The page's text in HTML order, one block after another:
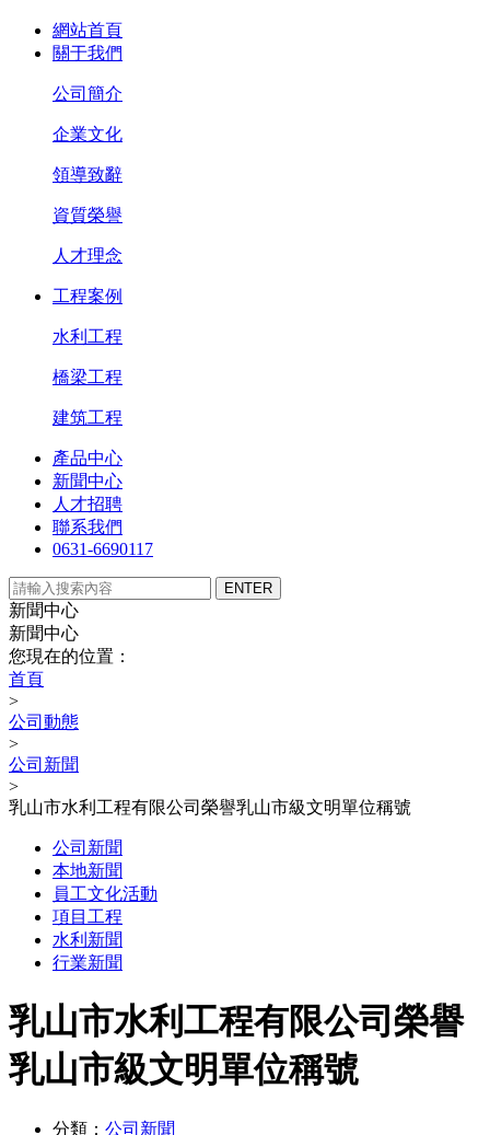
網站首頁
關于我們
公司簡介
企業文化
領導致辭
資質榮譽
人才理念
工程案例
水利工程
橋梁工程
建筑工程
產品中心
新聞中心
人才招聘
聯系我們
0631-6690117
新聞中心
新聞中心
您現在的位置：
首頁
>
公司動態
>
公司新聞
>
乳山市水利工程有限公司榮譽乳山市級文明單位稱號
公司新聞
本地新聞
員工文化活動
項目工程
水利新聞
行業新聞
乳山市水利工程有限公司榮譽
乳山市級文明單位稱號
分類： 公司新聞